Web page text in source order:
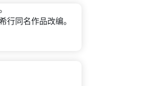
同名作品改编。